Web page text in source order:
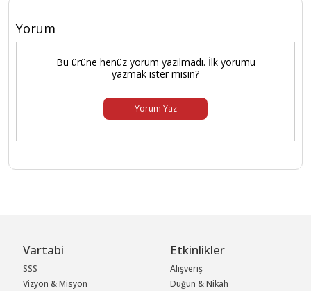
Yorum
Bu ürüne henüz yorum yazılmadı. İlk yorumu
yazmak ister misin?
Yorum Yaz
Vartabi
SSS
Vizyon & Misyon
Etkinlikler
Alışveriş
Düğün & Nikah